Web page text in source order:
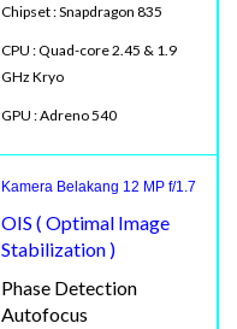
Chipset : Snapdragon 835
CPU : Quad-core 2.45 & 1.9
GHz Kryo
GPU : Adreno 540
Kamera Belakang 12 MP f/1.7
OIS ( Optimal Image
Stabilization )
Phase Detection
Autofocus